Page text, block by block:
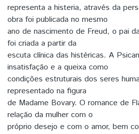
representa a histeria, através da
obra foi publicada no mesmo
ano de nascimento de Freud, o pai
foi criada a partir da
escuta clínica das histéricas. A
insatisfação e a queixa como
condições estruturais dos seres
representado na figura
de Madame Bovary. O romance de
relação da mulher com o
próprio desejo e com o amor, bem